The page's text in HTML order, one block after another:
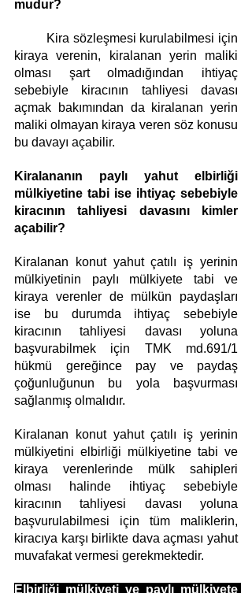
mudur?
kiraya verenin, kiralanan yerin maliki
olması şart olmadığından ihtiyaç
sebebiyle kiracının tahliyesi davası
açmak bakımından da kiralanan yerin
maliki olmayan kiraya veren söz konusu
bu davayı açabilir.
Kiralananın paylı yahut elbirliği
mülkiyetine tabi ise ihtiyaç sebebiyle
kiracının tahliyesi davasını kimler
açabilir?
Kiralanan konut yahut çatılı iş yerinin
mülkiyetinin paylı mülkiyete tabi ve
kiraya verenler de mülkün paydaşları
ise bu durumda ihtiyaç sebebiyle
kiracının tahliyesi davası yoluna
başvurabilmek için TMK md.691/1
hükmü gereğince pay ve paydaş
çoğunluğunun bu yola başvurması
sağlanmış olmalıdır.
Kiralanan konut yahut çatılı iş yerinin
mülkiyetini elbirliği mülkiyetine tabi ve
kiraya verenlerinde mülk sahipleri
olması halinde ihtiyaç sebebiyle
kiracının tahliyesi davası yoluna
başvurulabilmesi için tüm maliklerin,
kiracıya karşı birlikte dava açması yahut
muvafakat vermesi gerekmektedir.
Elbirliği mülkiyeti ve paylı mülkiyete